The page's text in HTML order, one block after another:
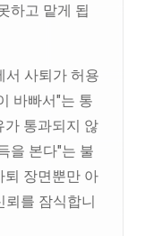
하고 맡게 됩
서 사퇴가 허용
바빠서"는 통
가 통과되지 않
을 본다"는 불
퇴 장면뿐만 아
뢰를 잠식합니